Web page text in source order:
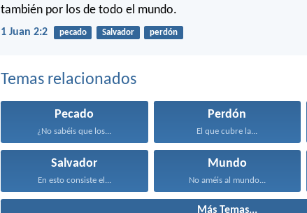
también por los de todo el mundo.
1 Juan 2:2 pecado Salvador perdón
Temas relacionados
Pecado
¿No sabéis que los...
Perdón
El que cubre la...
Salvador
En esto consiste el...
Mundo
No améis al mundo...
Más Temas...